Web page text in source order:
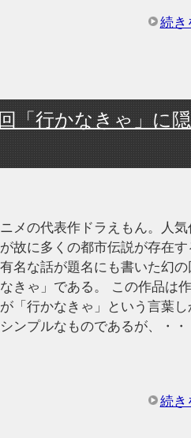
続き
「行かなきゃ」に
メの代表作ドラえもん。人気
故に多くの都市伝説が存在す
名な話が題名にも書いた幻の
なきゃ」である。 この作品は
「行かなきゃ」という言葉し
ンプルなものであるが、・・
続き